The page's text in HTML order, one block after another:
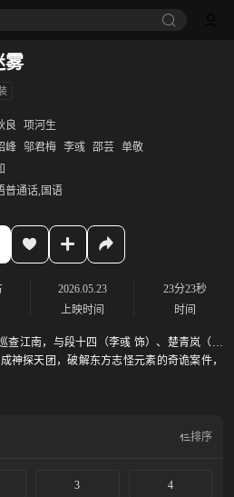
雾
良
项河生
峰 邬君梅 李彧 邵芸 单敬
普通话,国语
2026.05.23
上映时间
23分23秒
时间
查江南，与段十四（李彧 饰）、楚青岚（邵
神探天团，破解东方志怪元素的奇诡案件，
排序
3 4